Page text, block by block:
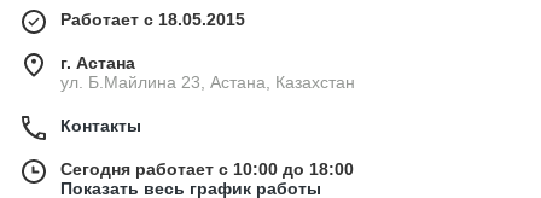
Работает с 18.05.2015
г. Астана
ул. Б.Майлина 23, Астана, Казахстан
Контакты
Сегодня работает с 10:00 до 18:00
Показать весь график работы